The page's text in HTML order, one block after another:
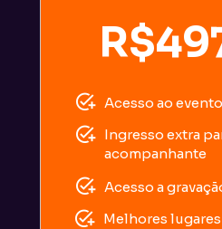
Acesso ao
Ingresso extra
acompanhante
Acesso a
Melhores